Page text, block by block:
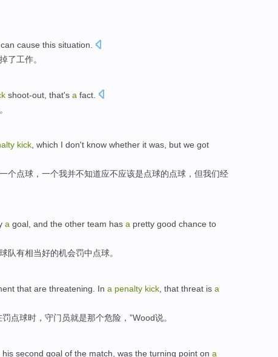
can cause this situation.
了工作。
shoot-out that's a fact
。
kick, which I don't know whether it was, but we got
一个点球 ，一个我并不知道应不应该是点球的点球， 但我们经
a goal , and the other team has a pretty good chance to
球队有相当好的机会罚中点球。
that are threatening In a penalty kick that threat is a
罚点球时， 守门员就是那个危险 ，”Wood说。
his second goal of the match , was the turning point on a